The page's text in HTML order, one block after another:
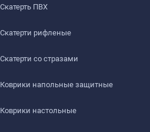
Скатерть ПВХ
Скатерти рифленые
Скатерти со стразами
Коврики напольные защитные
Коврики настольные